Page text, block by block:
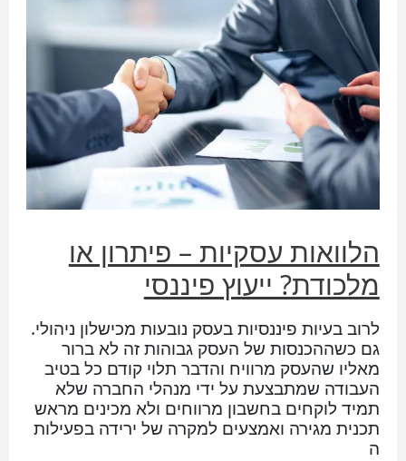
הלוואות עסקיות – פיתרון או
מלכודת? ייעוץ פיננסי
לרוב בעיות פיננסיות בעסק נובעות מכישלון ניהולי.
גם כשההכנסות של העסק גבוהות זה לא ברור
מאליו שהעסק מרוויח והדבר תלוי קודם כל בטיב
העבודה שמתבצעת על ידי מנהלי החברה שלא
תמיד לוקחים בחשבון מרווחים ולא מכינים מראש
תכנית מגירה ואמצעים למקרה של ירידה בפעילות
ה